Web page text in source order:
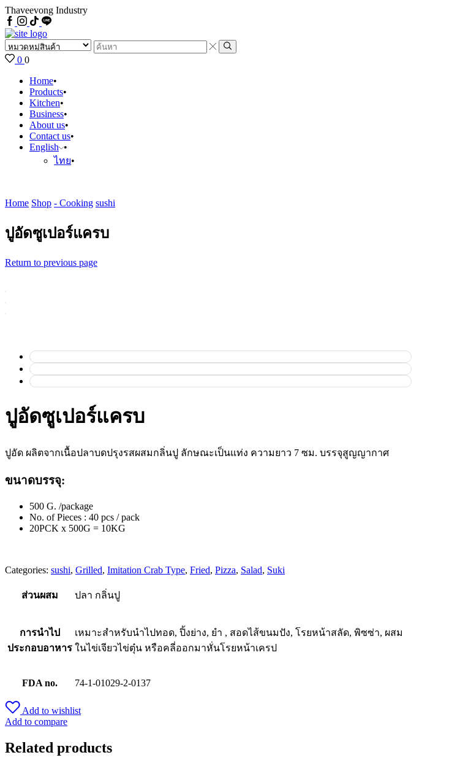
Thaveevong Industry
Facebook
IG Tiktok
Line
Search
input
Search
0 0
Home
Products
Kitchen
Business
About us
Contact us
English
ไทย
Home Shop - Cooking sushi
ปูอัดซูเปอร์แครบ
Return to previous page
ปูอัดซูเปอร์แครบ
ปูอัด ผลิตจากเนื้อปลาบดปรุงรสผสมกลิ่นปู ลักษณะเป็นแท่ง ความยาว 7 ซม. บรรจุสูญญากาศ
ขนาดบรรจุ:
500 G. /package
No. of Pieces : 40 pcs / pack
20PCK x 500G = 10KG
Categories: sushi, Grilled, Imitation Crab Type, Fried, Pizza, Salad, Suki
ส่วนผสม ปลา กลิ่นปู
การนำไป
ประกอบอาหาร
เหมาะสำหรับนำไปทอด, ปิ้งย่าง, ยำ , สอดไส้ขนมปัง, โรยหน้าสลัด, พิซซ่า, ผสม
ในไข่เจียวไข่ตุ๋น หรือคลี่ออกมาหั่นโรยหน้าเครป
FDA no. 74-1-01029-2-0137
Add to wishlist
Add to compare
Related products